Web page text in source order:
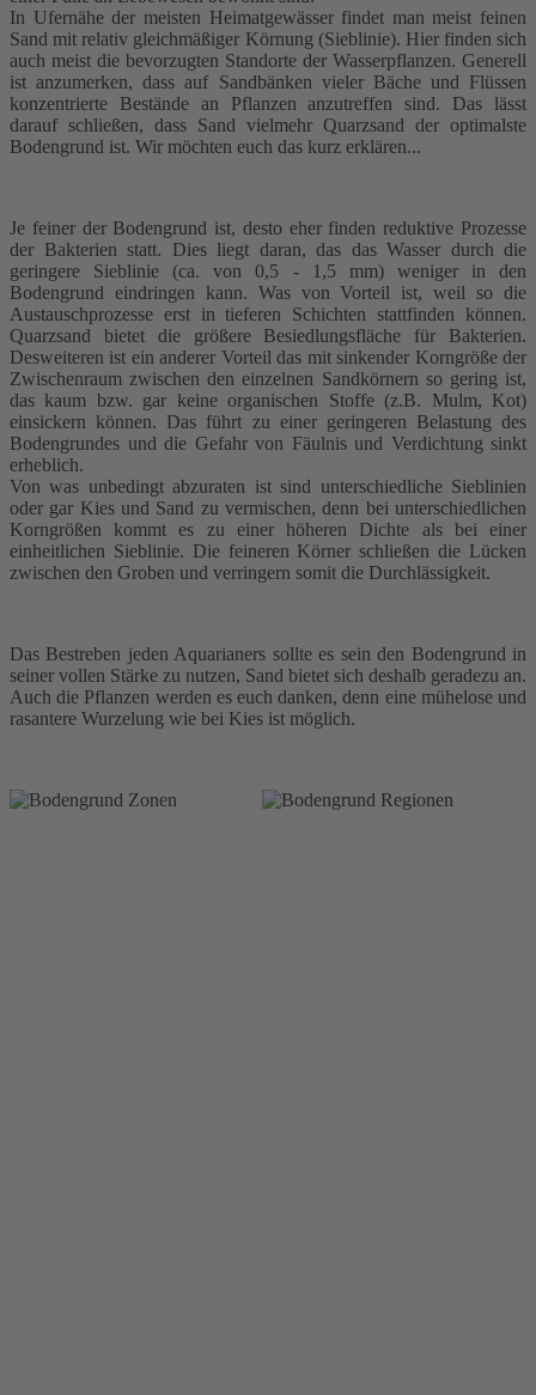
In Ufernähe der meisten Heimatgewässer findet man meist feinen
Sand mit relativ gleichmäßiger Körnung (Sieblinie). Hier finden sich
auch meist die bevorzugten Standorte der Wasserpflanzen. Generell
ist anzumerken, dass auf Sandbänken vieler Bäche und Flüssen
konzentrierte Bestände an Pflanzen anzutreffen sind. Das lässt
darauf schließen, dass Sand vielmehr Quarzsand der optimalste
Bodengrund ist. Wir möchten euch das kurz erklären...
Je feiner der Bodengrund ist, desto eher finden reduktive Prozesse
der Bakterien statt. Dies liegt daran, das das Wasser durch die
geringere Sieblinie (ca. von 0,5 - 1,5 mm) weniger in den
Bodengrund eindringen kann. Was von Vorteil ist, weil so die
Austauschprozesse erst in tieferen Schichten stattfinden können.
Quarzsand bietet die größere Besiedlungsfläche für Bakterien.
Desweiteren ist ein anderer Vorteil das mit sinkender Korngröße der
Zwischenraum zwischen den einzelnen Sandkörnern so gering ist,
das kaum bzw. gar keine organischen Stoffe (z.B. Mulm, Kot)
einsickern können. Das führt zu einer geringeren Belastung des
Bodengrundes und die Gefahr von Fäulnis und Verdichtung sinkt
erheblich.
Von was unbedingt abzuraten ist sind unterschiedliche Sieblinien
oder gar Kies und Sand zu vermischen, denn bei unterschiedlichen
Korngrößen kommt es zu einer höheren Dichte als bei einer
einheitlichen Sieblinie. Die feineren Körner schließen die Lücken
zwischen den Groben und verringern somit die Durchlässigkeit.
Das Bestreben jeden Aquarianers sollte es sein den Bodengrund in
seiner vollen Stärke zu nutzen, Sand bietet sich deshalb geradezu an.
Auch die Pflanzen werden es euch danken, denn eine mühelose und
rasantere Wurzelung wie bei Kies ist möglich.